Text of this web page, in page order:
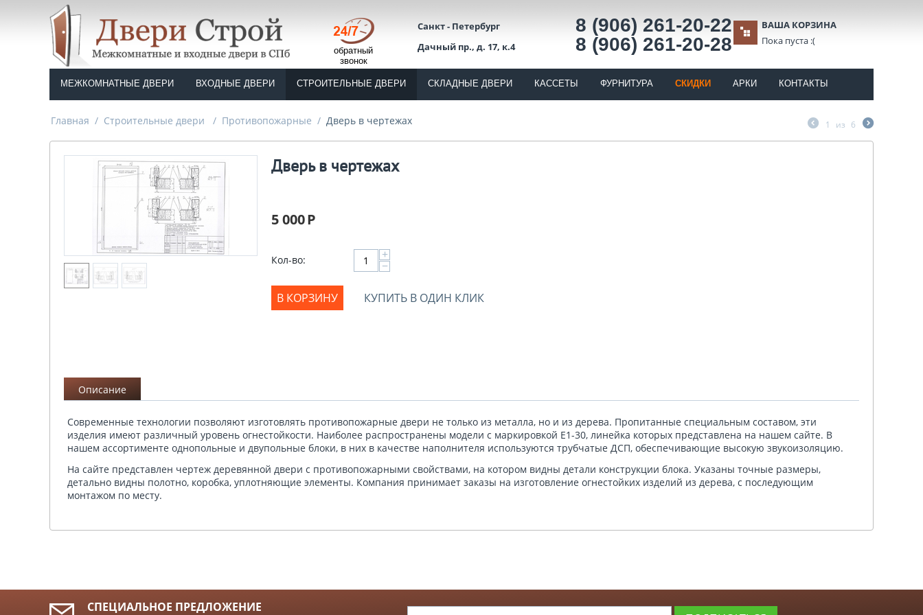
обратный
звонок
Санкт - Петербург
Дачный пр., д. 17, к.4
8 (906) 261-20-22
8 (906) 261-20-28
ВАША КОРЗИНА
Пока пуста :(
МЕЖКОМНАТНЫЕ ДВЕРИ ВХОДНЫЕ ДВЕРИ СТРОИТЕЛЬНЫЕ ДВЕРИ СКЛАДНЫЕ ДВЕРИ КАССЕТЫ ФУРНИТУРА СКИДКИ АРКИ КОНТАКТЫ
Главная / Строительные двери / Противопожарные / Дверь в чертежах 1 из 6
Дверь в чертежах
5 000Р
Кол-во: +
−
В КОРЗИНУ КУПИТЬ В ОДИН КЛИК
Описание
Современные технологии позволяют изготовлять противопожарные двери не только из металла, но и из дерева. Пропитанные специальным составом, эти
изделия имеют различный уровень огнестойкости. Наиболее распространены модели с маркировкой Е1-30, линейка которых представлена на нашем сайте. В
нашем ассортименте однопольные и двупольные блоки, в них в качестве наполнителя используются трубчатые ДСП, обеспечивающие высокую звукоизоляцию.
На сайте представлен чертеж деревянной двери с противопожарными свойствами, на котором видны детали конструкции блока. Указаны точные размеры,
детально видны полотно, коробка, уплотняющие элементы. Компания принимает заказы на изготовление огнестойких изделий из дерева, с последующим
монтажом по месту.
СПЕЦИАЛЬНОЕ ПРЕДЛОЖЕНИЕ